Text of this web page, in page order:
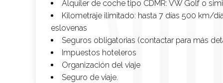
Alquiler de coche tipo CDMR: VW Golf o
Kilometraje ilimitado: hasta 7 días 500 km/
eslovenas
Seguros obligatorias (contactar para más
Impuestos hoteleros
Organización del viaje
Seguro de viaje.